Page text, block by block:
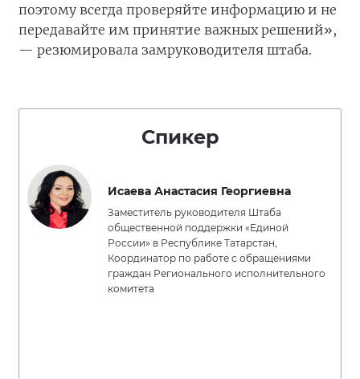
поэтому всегда проверяйте информацию и не
передавайте им принятие важных решений»,
— резюмировала замруководителя штаба.
Спикер
Исаева Анастасия Георгиевна
Заместитель руководителя Штаба
общественной поддержки «Единой
России» в Республике Татарстан,
Координатор по работе с обращениями
граждан Регионального исполнительного
комитета